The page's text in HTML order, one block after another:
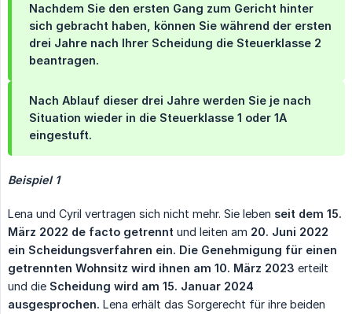
Nachdem Sie den ersten Gang zum Gericht hinter
sich gebracht haben, können Sie während der ersten
drei Jahre nach Ihrer Scheidung die Steuerklasse 2
beantragen.
Nach Ablauf dieser drei Jahre werden Sie je nach
Situation wieder in die Steuerklasse 1 oder 1A
eingestuft.
Beispiel 1
Lena und Cyril vertragen sich nicht mehr. Sie leben seit dem 15.
März 2022 de facto getrennt und leiten am 20. Juni 2022
ein Scheidungsverfahren ein. Die Genehmigung für einen
getrennten Wohnsitz wird ihnen am 10. März 2023 erteilt
und die Scheidung wird am 15. Januar 2024
ausgesprochen. Lena erhält das Sorgerecht für ihre beiden